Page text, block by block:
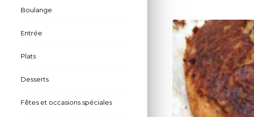
Boulange
Entrée
Plats
Desserts
Fêtes et occasions spéciales